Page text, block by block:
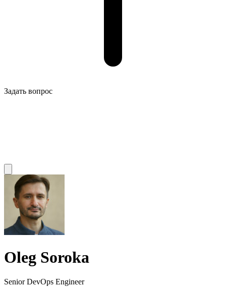
Задать вопрос
Oleg Soroka
Senior DevOps Engineer